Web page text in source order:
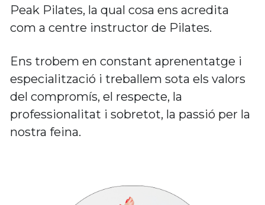
Peak Pilates, la qual cosa ens acredita
com a centre instructor de Pilates.
Ens trobem en constant aprenentatge i
especialització i treballem sota els valors
del compromís, el respecte, la
professionalitat i sobretot, la passió per la
nostra feina.